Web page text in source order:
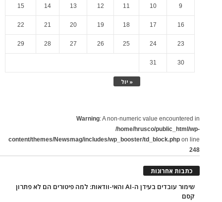
« יול
9
10
11
12
13
14
15
16
17
18
19
20
21
22
23
24
25
26
27
28
29
30
31
Warning: A non-numeric value encountered in
/home/hrusco/public_html/wp-
content/themes/Newsmag/includes/wp_booster/td_block.php on line
248
כתבות אחרונות
שימור עובדים בעידן ה-AI והאי-וודאות: למה פיטורים הם לא פתרון
קסם